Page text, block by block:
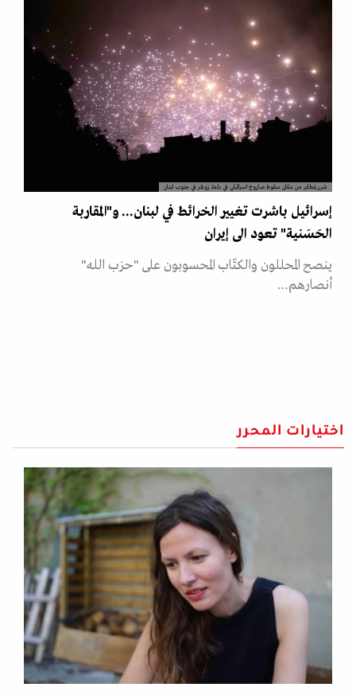
شرر يتطاير من مكان سقوط صاروخ اسرائيلي في بلدة زوطر في جنوب لبنان
إسرائيل باشرت تغيير الخرائط في لبنان... و"المقاربة
الحَسَنية" تعود الى إيران
ينصح المحللون والكتّاب المحسوبون على "حزب الله"
أنصارهم…
اختيارات المحرر